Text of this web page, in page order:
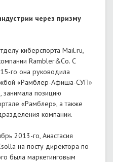
через призму
киберспорта Mail.ru,
Rambler&Co. С
го она руководила
«Рамблер-Афиша-СУП»
занимала позицию
«Рамблер», а также
компании.
2013-го, Анастасия
на посту директора по
была маркетинговым